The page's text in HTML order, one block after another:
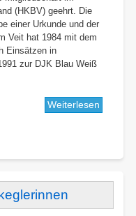
(HKBV) geehrt. Die
einer Urkunde und der
Veit hat 1984 mit dem
Einsätzen in
zur DJK Blau Weiß
Weiterlesen
Reihen